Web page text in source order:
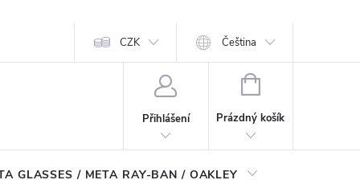
CZK Čeština
Přihlášení
NÁKUPNÍ
Prázdný košík
GLASSES / META RAY-BAN / OAKLEY